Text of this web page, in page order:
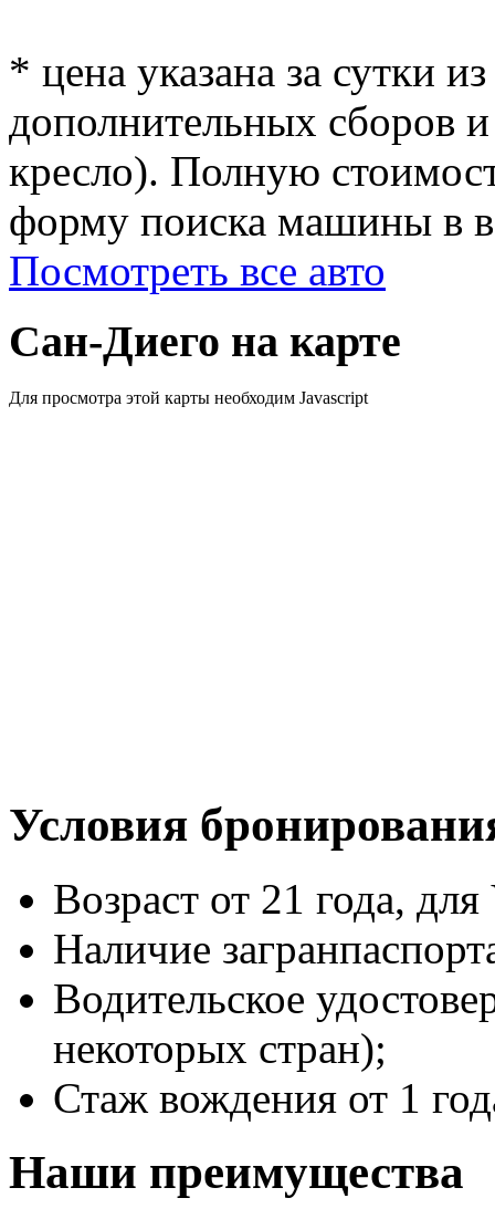
* цена указана за сутки
дополнительных сборов
кресло). Полную
форму поиска машины в
Посмотреть все авто
Сан-Диего на карте
Для просмотра этой карты необходим Javascript
Условия
Возраст от 21 года,
Наличие
Водительское
некоторых стран);
Стаж вождения от 1
Наши преимущества